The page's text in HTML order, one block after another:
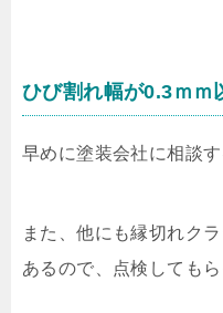
ひび割れ幅が0.3ｍｍ
早めに塗装会社に相談
また、他にも縁切れク
あるので、点検しても